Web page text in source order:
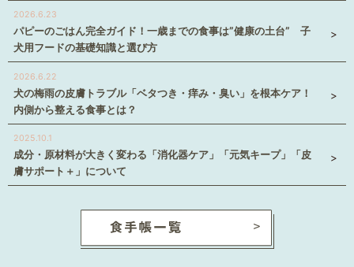
2026.6.23
パピーのごはん完全ガイド！一歳までの食事は”健康の土台” 子
犬用フードの基礎知識と選び方
2026.6.22
犬の梅雨の皮膚トラブル「ベタつき・痒み・臭い」を根本ケア！
内側から整える食事とは？
2025.10.1
成分・原材料が大きく変わる「消化器ケア」「元気キープ」「皮
膚サポート＋」について